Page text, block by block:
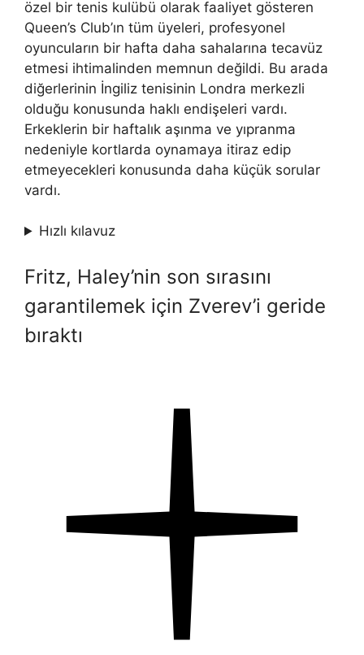
özel bir tenis kulübü olarak faaliyet gösteren
Queen’s Club’ın tüm üyeleri, profesyonel
oyuncuların bir hafta daha sahalarına tecavüz
etmesi ihtimalinden memnun değildi. Bu arada
diğerlerinin İngiliz tenisinin Londra merkezli
olduğu konusunda haklı endişeleri vardı.
Erkeklerin bir haftalık aşınma ve yıpranma
nedeniyle kortlarda oynamaya itiraz edip
etmeyecekleri konusunda daha küçük sorular
vardı.
Hızlı kılavuz
Fritz, Haley’nin son sırasını
garantilemek için Zverev’i geride
bıraktı